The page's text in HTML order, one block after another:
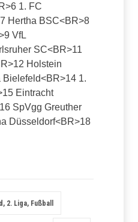
1. FC
Hertha BSC<BR>8
VfL
SC<BR>11
Holstein
1.
Eintracht
SpVgg Greuther
Düsseldorf<BR>18
2. Liga, Fußball